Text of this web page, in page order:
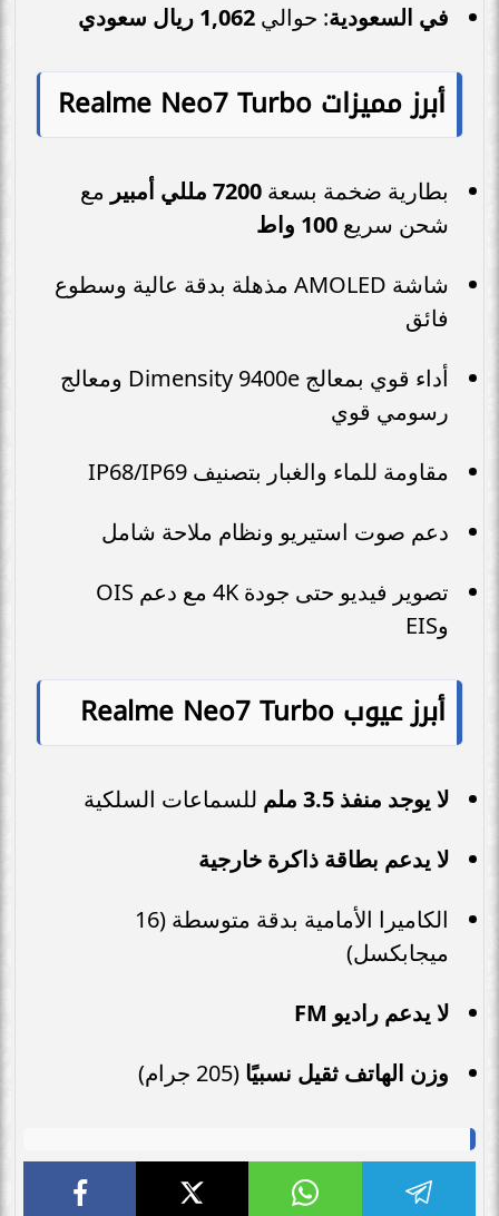
في السعودية: حوالي 1,062 ريال سعودي
أبرز مميزات Realme Neo7 Turbo
بطارية ضخمة بسعة 7200 مللي أمبير
مع
شحن سريع 100 واط
شاشة AMOLED مذهلة بدقة عالية وسطوع
فائق
أداء قوي بمعالج Dimensity 9400e ومعالج
رسومي قوي
مقاومة للماء والغبار بتصنيف IP68/IP69
دعم صوت استيريو ونظام ملاحة شامل
تصوير فيديو حتى جودة 4K مع دعم OIS
وEIS
أبرز عيوب Realme Neo7 Turbo
لا يوجد منفذ 3.5 ملم
للسماعات السلكية
لا يدعم بطاقة ذاكرة خارجية
الكاميرا الأمامية بدقة متوسطة (16
ميجابكسل)
لا يدعم راديو FM
وزن الهاتف ثقيل نسبيًا (205 جرام)